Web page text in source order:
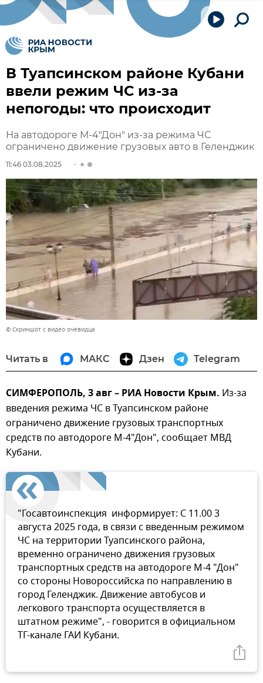
В Туапсинском районе Кубани
ввели режим ЧС из-за
непогоды: что происходит
На автодороге М-4"Дон" из-за режима ЧС
ограничено движение грузовых авто в Геленджик
11:46 03.08.2025
© Скриншот с видео очевидца
Читать в МАКС Дзен Telegram
СИМФЕРОПОЛЬ, 3 авг – РИА Новости Крым. Из-за
введения режима ЧС в Туапсинском районе
ограничено движение грузовых транспортных
средств по автодороге М-4"Дон", сообщает МВД
Кубани.
"Госавтоинспекция информирует: С 11.00 3
августа 2025 года, в связи с введенным режимом
ЧС на территории Туапсинского района,
временно ограничено движения грузовых
транспортных средств на автодороге М-4 "Дон"
со стороны Новороссийска по направлению в
город Геленджик. Движение автобусов и
легкового транспорта осуществляется в
штатном режиме", - говорится в официальном
ТГ-канале ГАИ Кубани.